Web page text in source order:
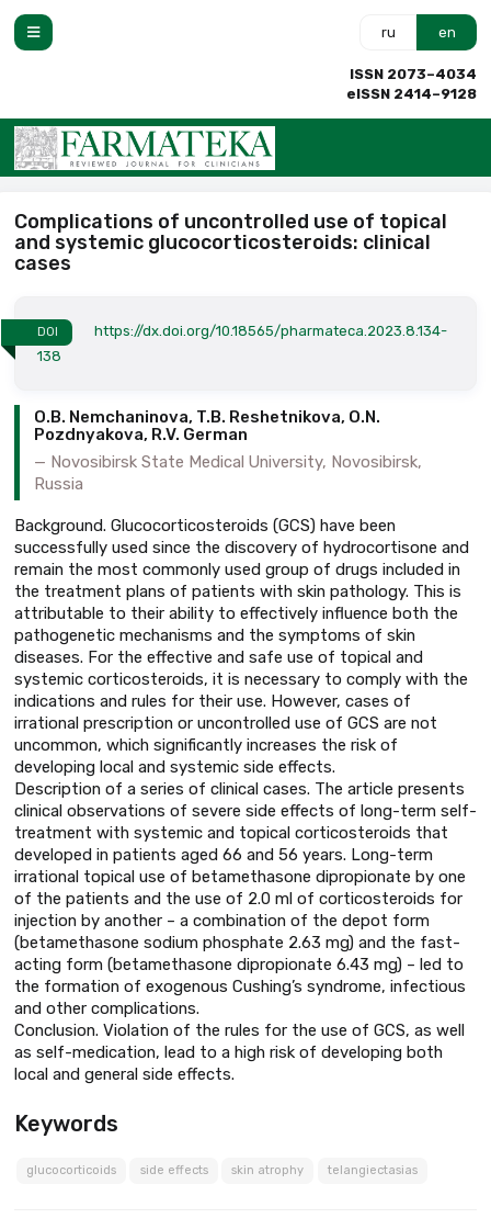
ru en
ISSN 2073–4034
eISSN 2414–9128
Complications of uncontrolled use of topical
and systemic glucocorticosteroids: clinical
cases
DOI
https://dx.doi.org/10.18565/pharmateca.2023.8.134-
138
O.B. Nemchaninova, T.B. Reshetnikova, O.N.
Pozdnyakova, R.V. German
Novosibirsk State Medical University, Novosibirsk,
Russia
Background. Glucocorticosteroids (GCS) have been
successfully used since the discovery of hydrocortisone and
remain the most commonly used group of drugs included in
the treatment plans of patients with skin pathology. This is
attributable to their ability to effectively influence both the
pathogenetic mechanisms and the symptoms of skin
diseases. For the effective and safe use of topical and
systemic corticosteroids, it is necessary to comply with the
indications and rules for their use. However, cases of
irrational prescription or uncontrolled use of GCS are not
uncommon, which significantly increases the risk of
developing local and systemic side effects.
Description of a series of clinical cases. The article presents
clinical observations of severe side effects of long-term self-
treatment with systemic and topical corticosteroids that
developed in patients aged 66 and 56 years. Long-term
irrational topical use of betamethasone dipropionate by one
of the patients and the use of 2.0 ml of corticosteroids for
injection by another – a combination of the depot form
(betamethasone sodium phosphate 2.63 mg) and the fast-
acting form (betamethasone dipropionate 6.43 mg) – led to
the formation of exogenous Cushing’s syndrome, infectious
and other complications.
Conclusion. Violation of the rules for the use of GCS, as well
as self-medication, lead to a high risk of developing both
local and general side effects.
Keywords
glucocorticoids side effects skin atrophy telangiectasias